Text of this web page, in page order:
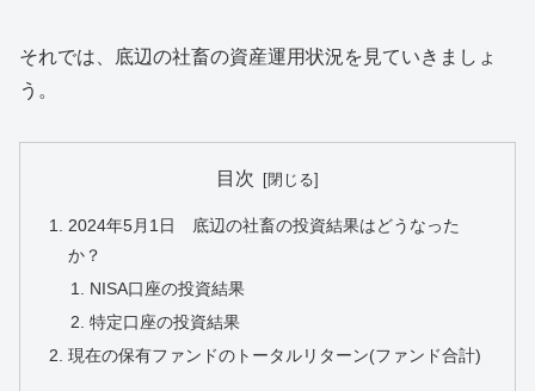
それでは、底辺の社畜の資産運用状況を見ていきましょ
う。
目次
2024年5月1日 底辺の社畜の投資結果はどうなった
か？
NISA口座の投資結果
特定口座の投資結果
現在の保有ファンドのトータルリターン(ファンド合計)